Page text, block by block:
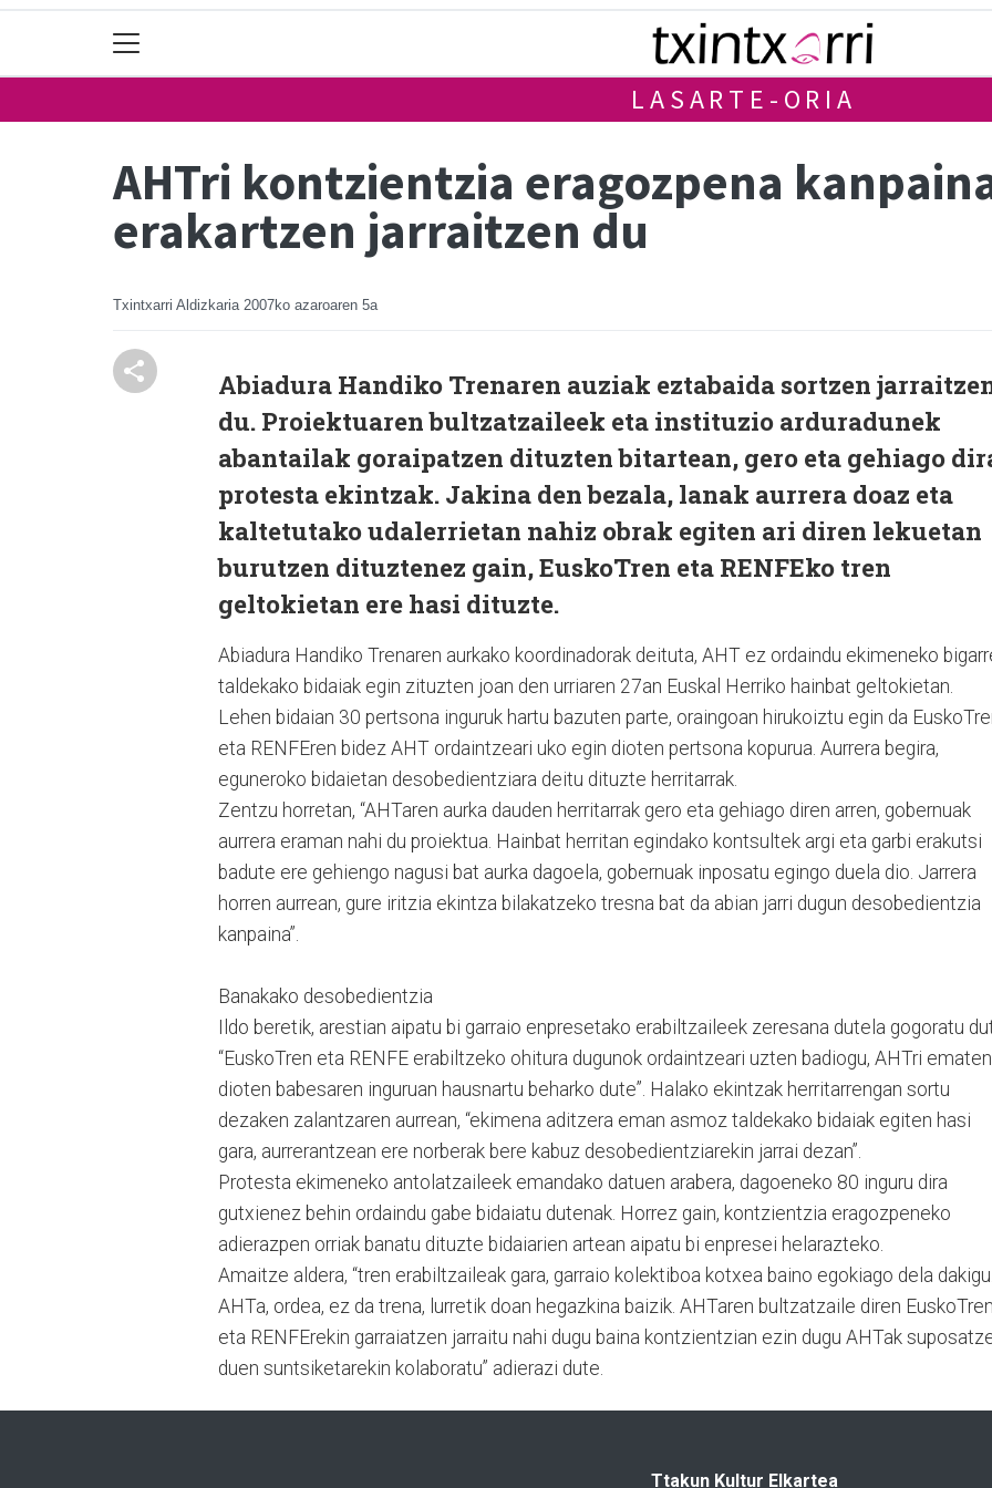
LASARTE-ORIA
AHTri kontzientzia eragozpena
erakartzen jarraitzen du
Txintxarri Aldizkaria 2007ko azaroaren 5a
Abiadura Handiko Trenaren auziak eztabaida sortzen
du. Proiektuaren bultzatzaileek eta instituzio arduradunek
abantailak goraipatzen dituzten bitartean, gero eta gehiago
protesta ekintzak. Jakina den bezala, lanak aurrera doaz eta
kaltetutako udalerrietan nahiz obrak egiten ari diren lekuetan
burutzen dituztenez gain, EuskoTren eta RENFEko tren
geltokietan ere hasi dituzte.
Abiadura Handiko Trenaren aurkako koordinadorak deituta, AHT ez ordaindu ekimeneko
taldekako bidaiak egin zituzten joan den urriaren 27an Euskal Herriko hainbat geltokietan.
Lehen bidaian 30 pertsona inguruk hartu bazuten parte, oraingoan hirukoiztu egin da
eta RENFEren bidez AHT ordaintzeari uko egin dioten pertsona kopurua. Aurrera begira,
eguneroko bidaietan desobedientziara deitu dituzte herritarrak.
Zentzu horretan, “AHTaren aurka dauden herritarrak gero eta gehiago diren arren, gobernuak
aurrera eraman nahi du proiektua. Hainbat herritan egindako kontsultek argi eta garbi erakutsi
badute ere gehiengo nagusi bat aurka dagoela, gobernuak inposatu egingo duela dio. Jarrera
horren aurrean, gure iritzia ekintza bilakatzeko tresna bat da abian jarri dugun desobedientzia
kanpaina”.
Banakako desobedientzia
Ildo beretik, arestian aipatu bi garraio enpresetako erabiltzaileek zeresana dutela gogoratu
“EuskoTren eta RENFE erabiltzeko ohitura dugunok ordaintzeari uzten badiogu, AHTri ematen
dioten babesaren inguruan hausnartu beharko dute”. Halako ekintzak herritarrengan sortu
dezaken zalantzaren aurrean, “ekimena aditzera eman asmoz taldekako bidaiak egiten hasi
gara, aurrerantzean ere norberak bere kabuz desobedientziarekin jarrai dezan”.
Protesta ekimeneko antolatzaileek emandako datuen arabera, dagoeneko 80 inguru dira
gutxienez behin ordaindu gabe bidaiatu dutenak. Horrez gain, kontzientzia eragozpeneko
adierazpen orriak banatu dituzte bidaiarien artean aipatu bi enpresei helarazteko.
Amaitze aldera, “tren erabiltzaileak gara, garraio kolektiboa kotxea baino egokiago dela dakigu.
AHTa, ordea, ez da trena, lurretik doan hegazkina baizik. AHTaren bultzatzaile diren EuskoTren
eta RENFErekin garraiatzen jarraitu nahi dugu baina kontzientzian ezin dugu AHTak
duen suntsiketarekin kolaboratu” adierazi dute.
Ttakun Kultur Elkartea